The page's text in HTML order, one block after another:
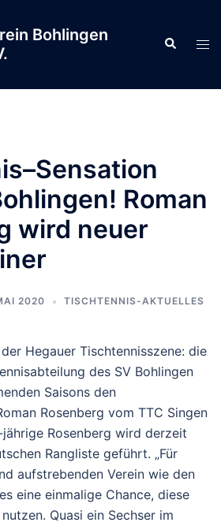
Bohlingen
Suche
Roman
wird neuer
2020 TISCHTENNIS-AKTUELLES
Hegauer Tischtennisszene: die
des SV Bohlingen
Saisons den
Rosenberg vom TTC Singen
Rosenberg wird derzeit
Rangliste geführt. „Für
aufstrebenden Verein wie den
eine einmalige Chance, diese
Quasi ein Sechser im